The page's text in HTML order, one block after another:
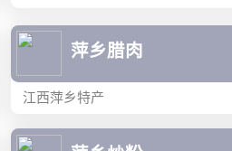
萍乡腊肉
江西萍乡特产